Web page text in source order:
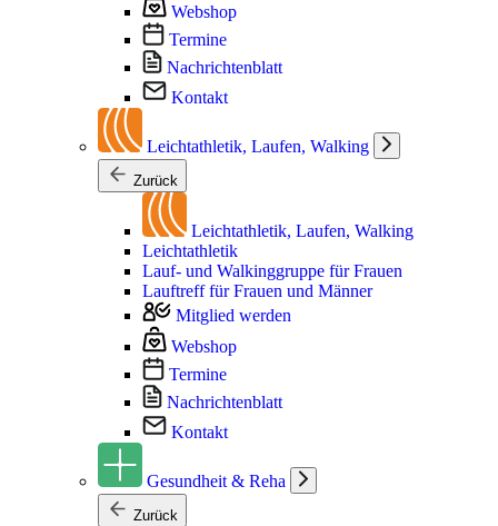
Webshop
Termine
Nachrichtenblatt
Kontakt
Leichtathletik, Laufen, Walking
Zurück
Leichtathletik, Laufen, Walking
Leichtathletik
Lauf- und Walkinggruppe für Frauen
Lauftreff für Frauen und Männer
Mitglied werden
Webshop
Termine
Nachrichtenblatt
Kontakt
Gesundheit & Reha
Zurück